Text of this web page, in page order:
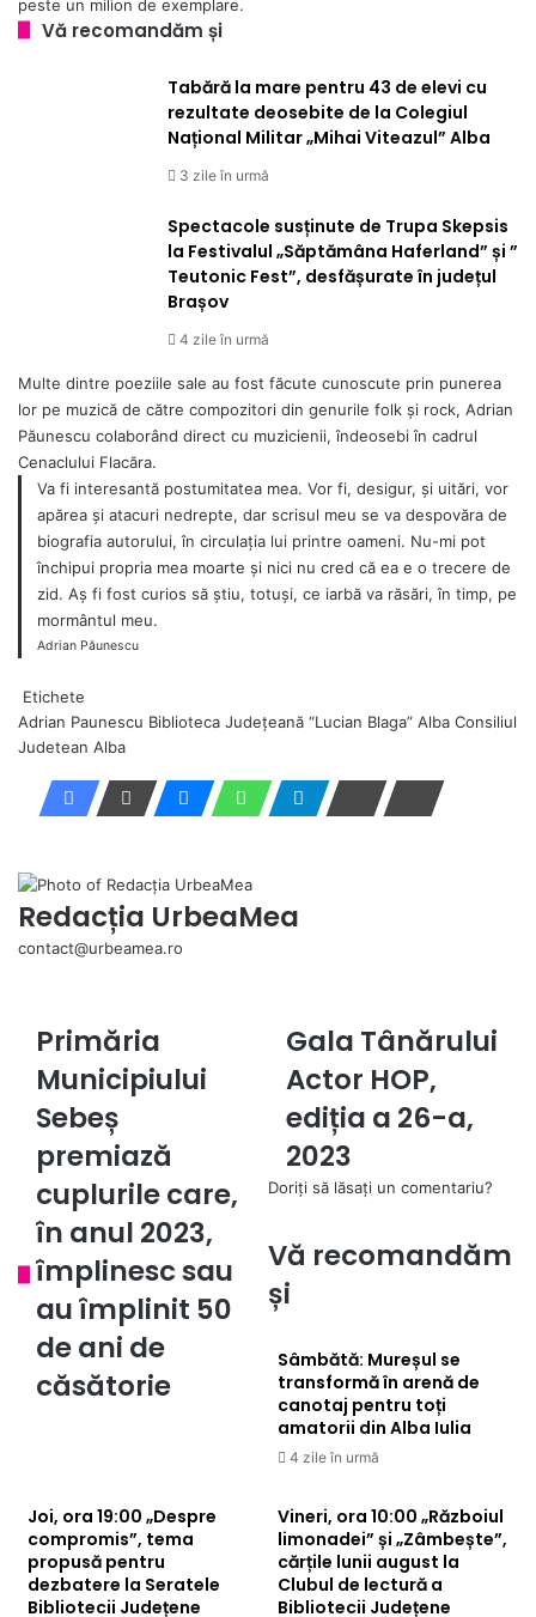
peste un milion de exemplare.
Vă recomandăm și
Tabără la mare pentru 43 de elevi cu
rezultate deosebite de la Colegiul
Național Militar „Mihai Viteazul” Alba
3 zile în urmă
Spectacole susținute de Trupa Skepsis
la Festivalul „Săptămâna Haferland” și ”
Teutonic Fest”, desfășurate în județul
Brașov
4 zile în urmă
Multe dintre poeziile sale au fost făcute cunoscute prin punerea
lor pe muzică de către compozitori din genurile folk și rock, Adrian
Păunescu colaborând direct cu muzicienii, îndeosebi în cadrul
Cenaclului Flacăra.
Va fi interesantă postumitatea mea. Vor fi, desigur, și uitări, vor
apărea și atacuri nedrepte, dar scrisul meu se va despovăra de
biografia autorului, în circulația lui printre oameni. Nu-mi pot
închipui propria mea moarte și nici nu cred că ea e o trecere de
zid. Aș fi fost curios să știu, totuși, ce iarbă va răsări, în timp, pe
mormântul meu.
Adrian Păunescu
Etichete
Adrian Paunescu Biblioteca Judeţeană “Lucian Blaga” Alba Consiliul
Judetean Alba
Redacția UrbeaMea
contact@urbeamea.ro
Primăria
Municipiului
Sebeș
premiază
cuplurile
care,
în
anul
2023,
împlinesc
sau
au
împlinit
50
de
Primăria
Municipiului
Sebeș
premiază
cuplurile care,
în anul 2023,
împlinesc sau
au împlinit 50
de ani de
căsătorie
Gala
Actor
HOP,
ediția
a
26-
Gala Tânărului
Actor HOP,
ediția a 26-a,
2023
Doriți să lăsați un comentariu?
Vă recomandăm
și
Sâmbătă: Mureșul se
transformă în arenă de
canotaj pentru toți
amatorii din Alba Iulia
4 zile în urmă
Joi, ora 19:00 „Despre
compromis”, tema
propusă pentru
dezbatere la Seratele
Bibliotecii Județene
Vineri, ora 10:00 „Războiul
limonadei” și „Zâmbește”,
cărțile lunii august la
Clubul de lectură a
Bibliotecii Județene